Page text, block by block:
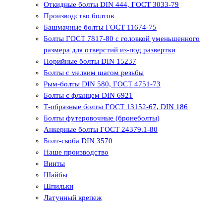
Откидные болты DIN 444, ГОСТ 3033-79
Производство болтов
Башмачные болты ГОСТ 11674-75
Болты ГОСТ 7817-80 с головкой уменьшенного
размера для отверстий из-под развертки
Норийные болты DIN 15237
Болты с мелким шагом резьбы
Рым-болты DIN 580, ГОСТ 4751-73
Болты с фланцем DIN 6921
Т-образные болты ГОСТ 13152-67, DIN 186
Болты футеровочные (бронеболты)
Анкерные болты ГОСТ 24379.1-80
Болт-скоба DIN 3570
Наше производство
Винты
Шайбы
Шпильки
Латунный крепеж